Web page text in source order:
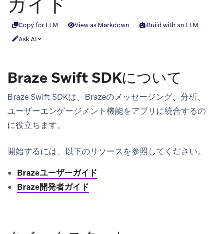
Copy for LLM View as Markdown
Build with an LLM
Ask AI
Braze Swift SDKについて
Braze Swift SDKは、Brazeのメッセージング、分析、
ユーザーエンゲージメント機能をアプリに統合するの
に役立ちます。
開始するには、以下のリソースを参照してください。
Brazeユーザーガイド
Braze開発者ガイド